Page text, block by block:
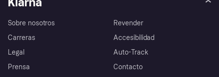
Sobre nosotros
Carreras
Legal
Prensa
Revender
Accesibilidad
Auto-Track
Contacto